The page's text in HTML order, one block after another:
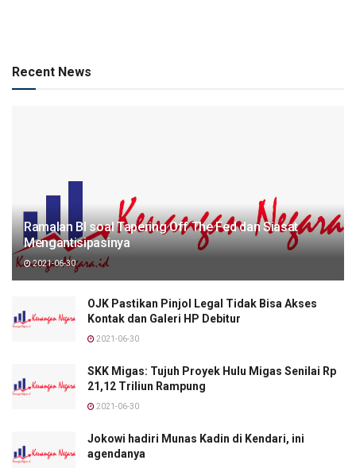
Recent News
Ramalan BI soal Tapering Off The Fed dan Siasat
Mengantisipasinya
2021-06-30
OJK Pastikan Pinjol Legal Tidak Bisa Akses
Kontak dan Galeri HP Debitur
2021-06-30
SKK Migas: Tujuh Proyek Hulu Migas Senilai Rp
21,12 Triliun Rampung
2021-06-30
Jokowi hadiri Munas Kadin di Kendari, ini
agendanya